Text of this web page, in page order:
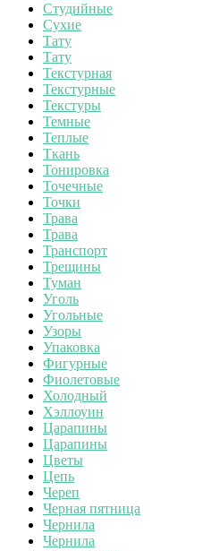
Студийные
Сухие
Тату
Тату
Текстурная
Текстурные
Текстуры
Темные
Теплые
Ткань
Тонировка
Точечные
Точки
Трава
Трава
Транспорт
Трещины
Туман
Уголь
Угольные
Узоры
Упаковка
Фигурные
Фиолетовые
Холодный
Хэллоуин
Царапины
Царапины
Цветы
Цепь
Череп
Черная пятница
Чернила
Чернила